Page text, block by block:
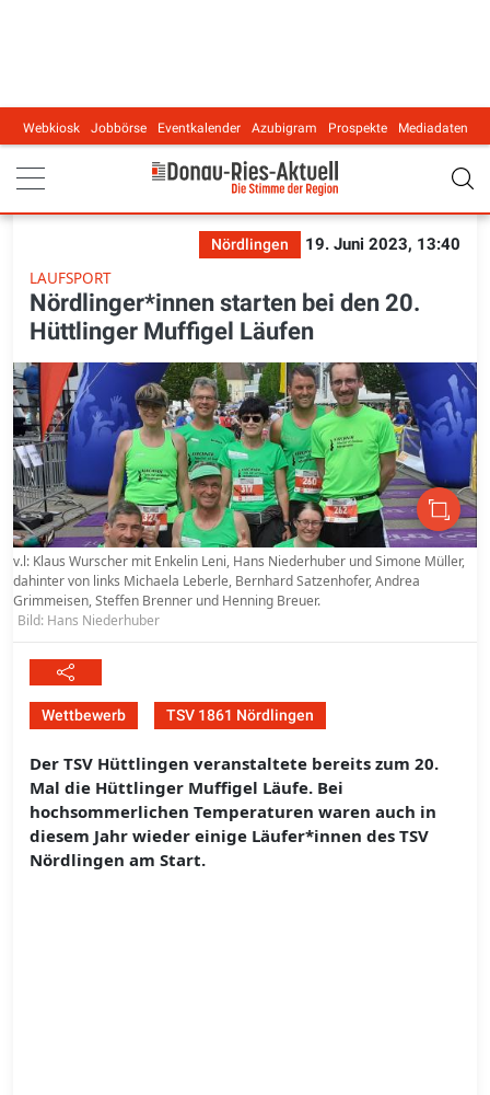
Main navigation
Webkiosk Jobbörse Eventkalender Azubigram Prospekte Mediadaten
Nördlingen
19. Juni 2023, 13:40
LAUFSPORT
Nördlinger*innen starten bei den 20.
Hüttlinger Muffigel Läufen
v.l: Klaus Wurscher mit Enkelin Leni, Hans Niederhuber und Simone Müller,
dahinter von links Michaela Leberle, Bernhard Satzenhofer, Andrea
Grimmeisen, Steffen Brenner und Henning Breuer.
Bild: Hans Niederhuber
Wettbewerb TSV 1861 Nördlingen
Der TSV Hüttlingen veranstaltete bereits zum 20.
Mal die Hüttlinger Muffigel Läufe. Bei
hochsommerlichen Temperaturen waren auch in
diesem Jahr wieder einige Läufer*innen des TSV
Nördlingen am Start.